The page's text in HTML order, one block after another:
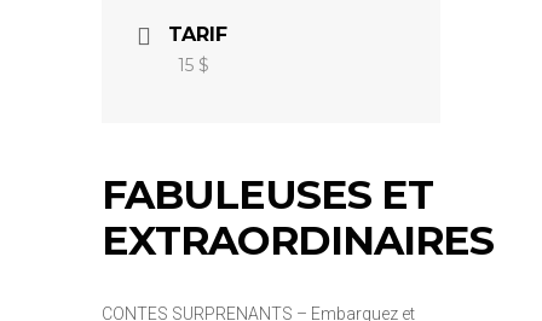
TARIF
15 $
FABULEUSES ET
EXTRAORDINAIRES
CONTES SURPRENANTS – Embarquez et